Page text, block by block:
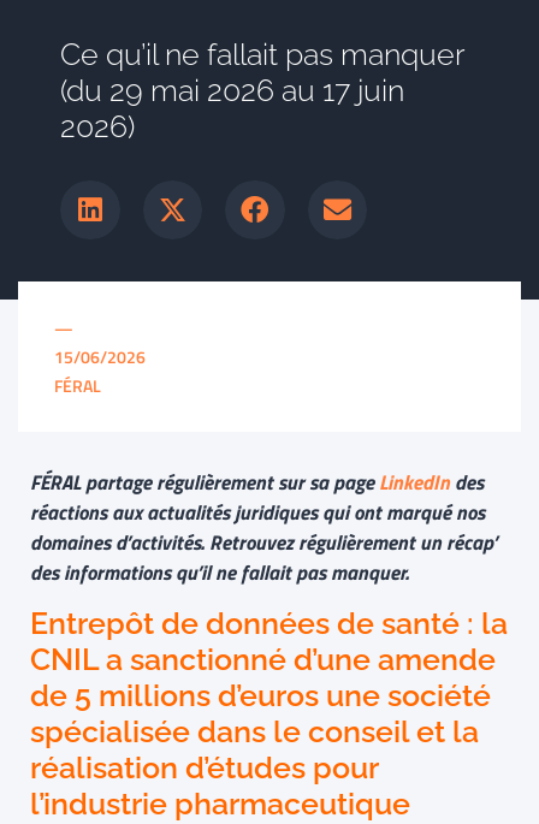
Ce qu’il ne fallait pas manquer
(du 29 mai 2026 au 17 juin
2026)
—
15/06/2026
FÉRAL
FÉRAL partage régulièrement sur sa pageLinkedIndes
réactions aux actualités juridiques qui ont marqué nos
domaines d’activités. Retrouvez régulièrement un récap’
des informations qu’il ne fallait pas manquer.
Entrepôt de données de santé : la
CNIL a sanctionné d’une amende
de 5 millions d’euros une société
spécialisée dans le conseil et la
réalisation d’études pour
l’industrie pharmaceutique